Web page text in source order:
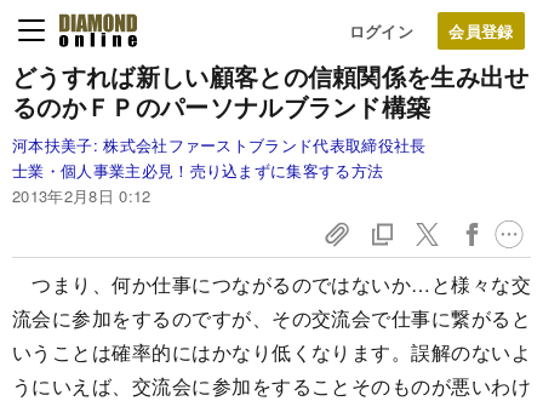
ログイン
どうすれば新しい顧客との信頼関係を生み出せ
るのかＦＰのパーソナルブランド構築
河本扶美子:株式会社ファーストブランド代表取締役社長
士業・個人事業主必見！売り込まずに集客する方法
2013年2月8日 0:12
つまり、何か仕事につながるのではないか…と様々な交
流会に参加をするのですが、その交流会で仕事に繋がると
いうことは確率的にはかなり低くなります。誤解のないよ
うにいえば、交流会に参加をすることそのものが悪いわけ